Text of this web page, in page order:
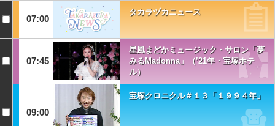
07:00
タカラヅカニュース
07:45
星風まどかミュージック・サロン「夢
みるMadonna」（’21年・宝塚ホテ
ル）
09:00
宝塚クロニクル＃１３「１９９４年」